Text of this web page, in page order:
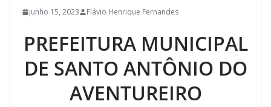
junho 15, 2023 Flávio Henrique Fernandes
PREFEITURA MUNICIPAL
DE SANTO ANTÔNIO DO
AVENTUREIRO